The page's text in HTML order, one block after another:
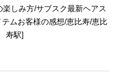
しみ方/サブスク最新ヘアス
ムお客様の感想/恵比寿/恵比
寿駅]